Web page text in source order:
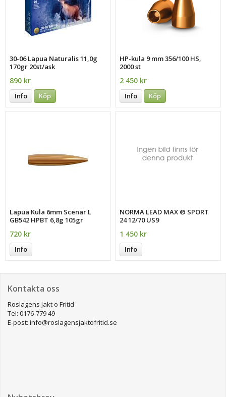
30-06 Lapua Naturalis 11,0g
170gr 20st/ask
890 kr
Info Köp
HP-kula 9 mm 356/100 HS,
2000 st
2 450 kr
Info Köp
Lapua Kula 6mm Scenar L
GB542 HPBT 6,8g 105gr
720 kr
Info
NORMA LEAD MAX ® SPORT
24 12/70 US9
1 450 kr
Info
Kontakta oss
Roslagens Jakt o Fritid
Tel: 0176-779 49
E-post: info@roslagensjaktofritid.se